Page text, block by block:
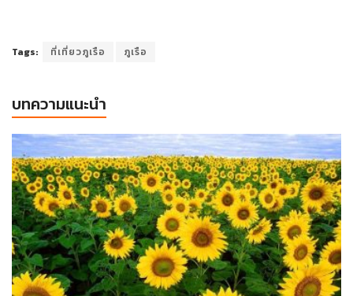
Tags: ที่เที่ยวภูเรือ ภูเรือ
บทความแนะนำ